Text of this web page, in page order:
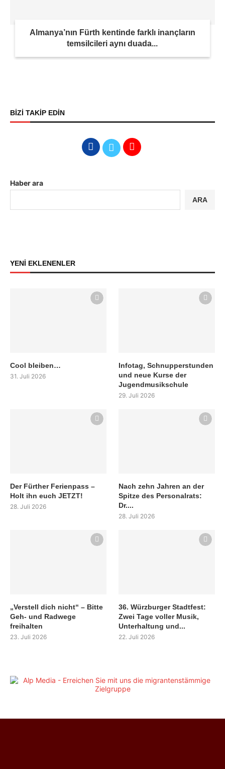
Almanya’nın Fürth kentinde farklı inançların
temsilcileri aynı duada...
BİZİ TAKİP EDİN
Haber ara
ARA
YENİ EKLENENLER
Cool bleiben…
31. Juli 2026
Infotag, Schnupperstunden
und neue Kurse der
Jugendmusikschule
29. Juli 2026
Der Fürther Ferienpass –
Holt ihn euch JETZT!
28. Juli 2026
Nach zehn Jahren an der
Spitze des Personalrats:
Dr....
28. Juli 2026
„Verstell dich nicht“ – Bitte
Geh- und Radwege
freihalten
23. Juli 2026
36. Würzburger Stadtfest:
Zwei Tage voller Musik,
Unterhaltung und...
22. Juli 2026